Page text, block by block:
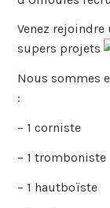
Venez
supers projets
Nous sommes
:
– ⁠1 corniste
– ⁠1 tromboniste
– ⁠1 hautboïste